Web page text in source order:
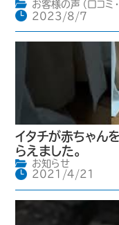
お客様の声（口コミ
2023/8/7
イタチが赤ちゃん
らえました。
お知らせ
2021/4/21